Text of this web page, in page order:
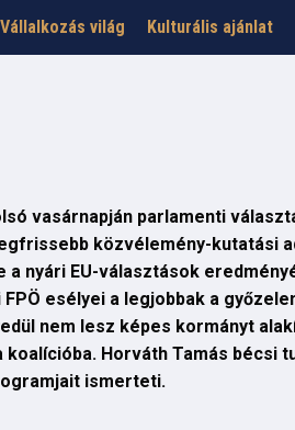
Vállalkozás világ Kulturális ajánlat
vasárnapján parlamenti
közvélemény-kutatási
a nyári EU-választások
esélyei a legjobbak a
nem lesz képes kormányt
koalícióba. Horváth Tamás bécsi
ismerteti.